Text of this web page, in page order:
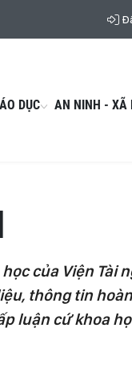
DỤC AN NINH - XÃ
của Viện Tài
thông tin
luận cứ khoa